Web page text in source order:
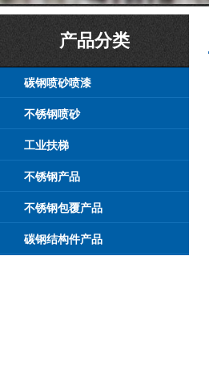
产品分类
碳钢喷砂喷漆
不锈钢喷砂
工业扶梯
不锈钢产品
不锈钢包覆产品
碳钢结构件产品